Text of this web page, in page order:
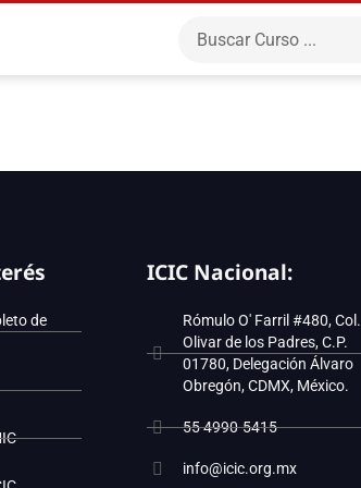
de
ICIC Nacional:
Rómulo O' Farril #480, Col.
Olivar de los Padres, C.P.
01780, Delegación Álvaro
Obregón, CDMX, México.
55 4990-5415
info@icic.org.mx